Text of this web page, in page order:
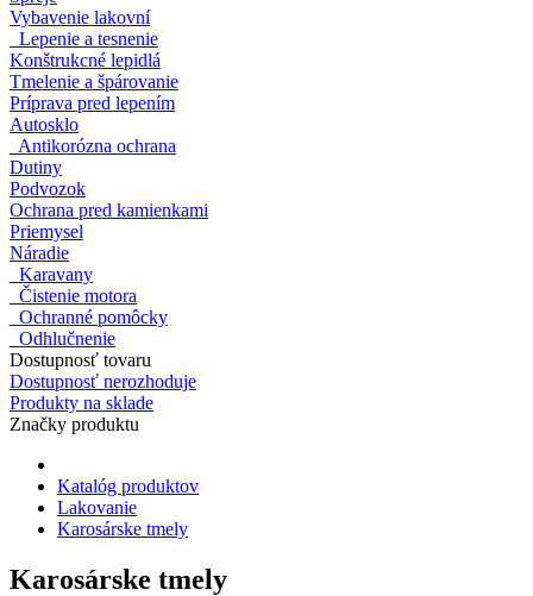
Vybavenie lakovní
Lepenie a tesnenie
Konštrukcné lepidlá
Tmelenie a špárovanie
Príprava pred lepením
Autosklo
Antikorózna ochrana
Dutiny
Podvozok
Ochrana pred kamienkami
Priemysel
Náradie
Karavany
Čistenie motora
Ochranné pomôcky
Odhlučnenie
Dostupnosť tovaru
Dostupnosť nerozhoduje
Produkty na sklade
Značky produktu
Katalóg produktov
Lakovanie
Karosárske tmely
Karosárske tmely